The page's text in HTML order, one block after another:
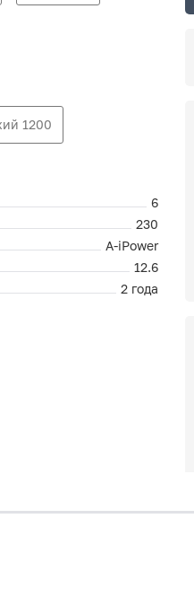
1200
6
230
A-iPower
12.6
2 года